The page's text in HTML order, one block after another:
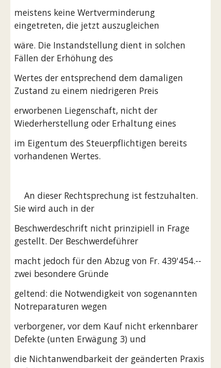
meistens keine Wertverminderung
eingetreten, die jetzt auszugleichen
wäre. Die Instandstellung dient in solchen
Fällen der Erhöhung des
Wertes der entsprechend dem damaligen
Zustand zu einem niedrigeren Preis
erworbenen Liegenschaft, nicht der
Wiederherstellung oder Erhaltung eines
im Eigentum des Steuerpflichtigen bereits
vorhandenen Wertes.
    An dieser Rechtsprechung ist festzuhalten.
Sie wird auch in der
Beschwerdeschrift nicht prinzipiell in Frage
gestellt. Der Beschwerdeführer
macht jedoch für den Abzug von Fr. 439'454.--
zwei besondere Gründe
geltend: die Notwendigkeit von sogenannten
Notreparaturen wegen
verborgener, vor dem Kauf nicht erkennbarer
Defekte (unten Erwägung 3) und
die Nichtanwendbarkeit der geänderten Praxis